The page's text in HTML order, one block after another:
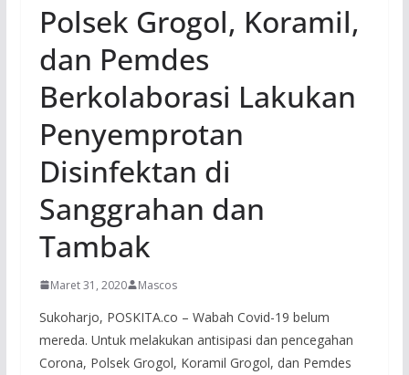
Polsek Grogol, Koramil,
dan Pemdes
Berkolaborasi Lakukan
Penyemprotan
Disinfektan di
Sanggrahan dan
Tambak
Maret 31, 2020 Mascos
Sukoharjo, POSKITA.co – Wabah Covid-19 belum
mereda. Untuk melakukan antisipasi dan pencegahan
Corona, Polsek Grogol, Koramil Grogol, dan Pemdes